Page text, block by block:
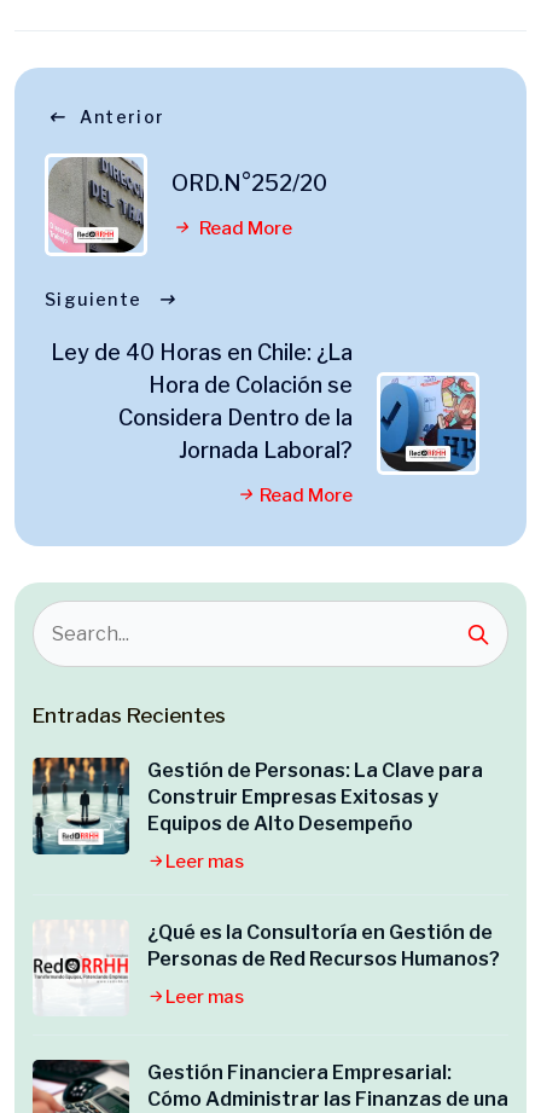
Anterior
ORD.N°252/20
Read More
Siguiente
Ley de 40 Horas en Chile: ¿La
Hora de Colación se
Considera Dentro de la
Jornada Laboral?
Read More
Entradas Recientes
Gestión de Personas: La Clave para
Construir Empresas Exitosas y
Equipos de Alto Desempeño
Leer mas
¿Qué es la Consultoría en Gestión de
Personas de Red Recursos Humanos?
Leer mas
Gestión Financiera Empresarial:
Cómo Administrar las Finanzas de una